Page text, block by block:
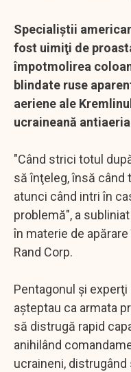
Specialiştii
fost uimiţi de
împotmolirea
blindate ruse
aeriene ale
ucraineană
"Când strici totul
să înţeleg, însă când
atunci când intri în
problemă", a
în materie de
Rand Corp.
Pentagonul şi
aşteptau ca armata
să distrugă rapid
anihilând
ucraineni,